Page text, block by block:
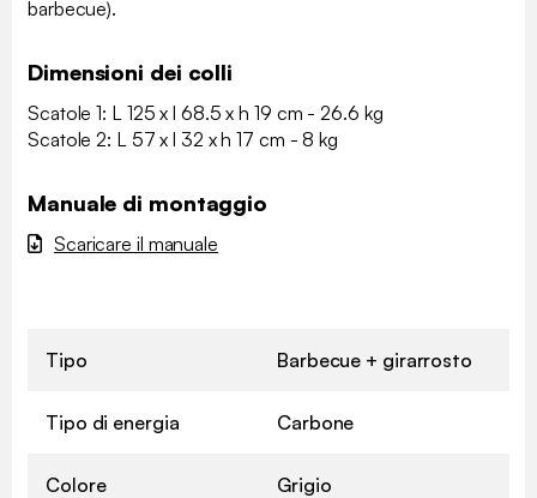
barbecue).
Dimensioni dei colli
Scatole 1: L 125 x l 68.5 x h 19 cm - 26.6 kg
Scatole 2: L 57 x l 32 x h 17 cm - 8 kg
Manuale di montaggio
Scaricare il manuale
Tipo Barbecue + girarrosto
Tipo di energia Carbone
Colore Grigio